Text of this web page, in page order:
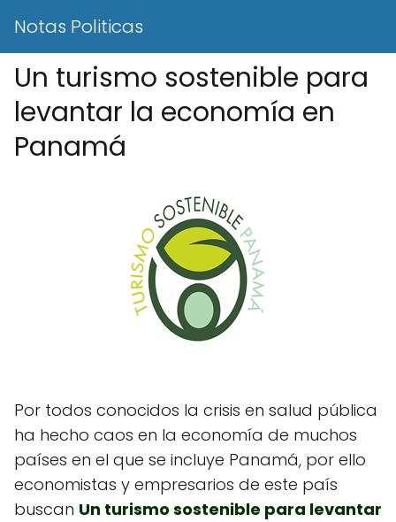
Notas Politicas
Un turismo sostenible para
levantar la economía en
Panamá
Por todos conocidos la crisis en salud pública
ha hecho caos en la economía de muchos
países en el que se incluye Panamá, por ello
economistas y empresarios de este país
buscan Un turismo sostenible para levantar